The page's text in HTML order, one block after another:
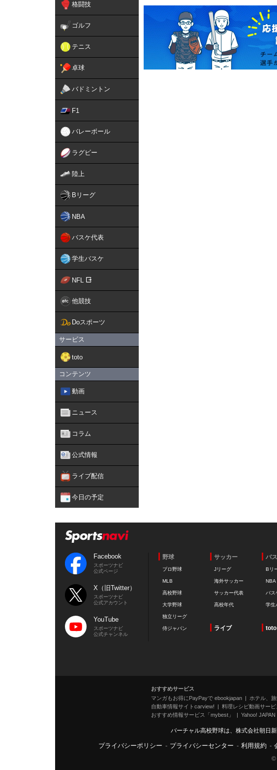
格闘技
ゴルフ
テニス
卓球
バドミントン
F1
バレーボール
ラグビー
陸上
Bリーグ
NBA
バスケ代表
学生バスケ
NFL
他競技
Doスポーツ
サービス
toto
コンテンツ
動画
ニュース
コラム
公式情報
ライブ配信
今日の予定
Facebook
スポーツナビ
公式ページ
X（旧Twitter）
スポーツナビ
公式アカウント
YouTube
スポーツナビ
公式チャンネル
野球
プロ野球
MLB
高校野球
大学野球
独立リーグ
侍ジャパン
サッカー
Jリーグ
海外サッカー
サッカー代表
高校年代
バ
Bリ
NBA
バス
学生
ライブ toto
おすすめサービス
マンガもお得にPayPayで ebookjapan
ホテル、
自動車情報サイトcarview!
料理レシピ動画サー
おすすめ情報サービス「mybest」
Yahoo! JAPAN
バーチャル高校野球は、株式会社朝日
プライバシーポリシー - プライバシーセンター - 利用規約 -
©